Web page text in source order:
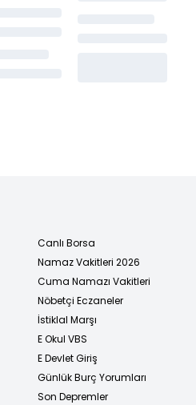
Canlı Borsa
Namaz Vakitleri 2026
Cuma Namazı Vakitleri
Nöbetçi Eczaneler
İstiklal Marşı
E Okul VBS
E Devlet Giriş
Günlük Burç Yorumları
Son Depremler